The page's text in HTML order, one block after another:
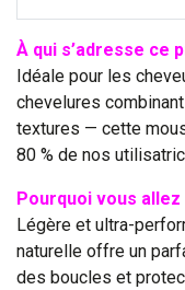
À qui s’adresse ce
Idéale pour les
chevelures
textures — cette
80 % de nos
Pourquoi vous allez
Légère et ultra-
naturelle offre un
des boucles et